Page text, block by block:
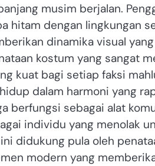
musim berjalan.
hitam dengan lingkungan
dinamika visual
kostum yang sangat
kuat bagi setiap faksi
dalam harmoni yang
berfungsi sebagai alat
individu yang menolak
didukung pula oleh
modern yang